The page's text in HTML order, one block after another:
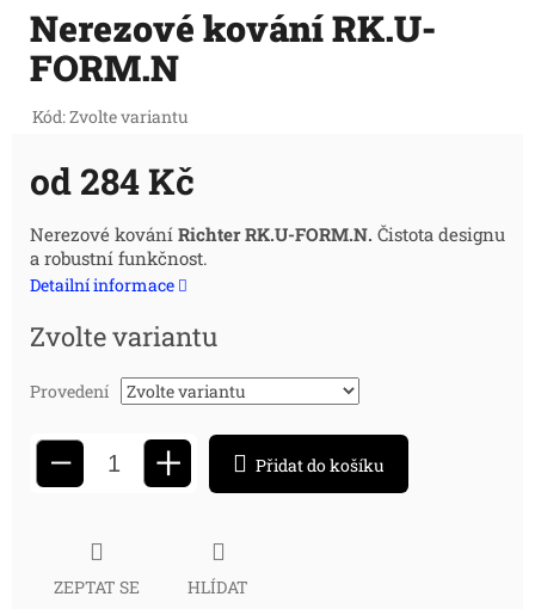
Nerezové kování RK.U-
FORM.N
Kód:Zvolte variantu
od 284 Kč
Měrná
cena:
Nerezové kování Richter RK.U-FORM.N. Čistota designu
a robustní funkčnost.
Detailní informace
Zvolte variantu
Provedení
− + Přidat do košíku
ZEPTAT SE HLÍDAT